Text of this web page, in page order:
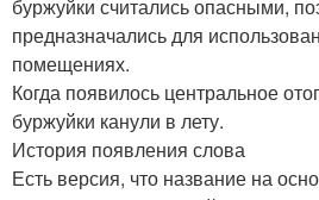
буржуйки считались опасными,
предназначались для
помещениях.
Когда появилось центральное
буржуйки канули в лету.
История появления слова
Есть версия, что название на